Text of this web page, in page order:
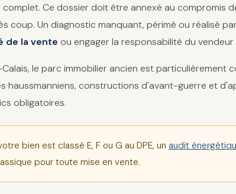
complet. Ce dossier doit être annexé au compromis
coup. Un diagnostic manquant, périmé ou réalisé
de la vente ou engager la responsabilité du vendeur
le parc immobilier ancien est particulièrement
haussmanniens, constructions d'avant-guerre et
obligatoires.
bien est classé E, F ou G au DPE, un audit
pour toute mise en vente.